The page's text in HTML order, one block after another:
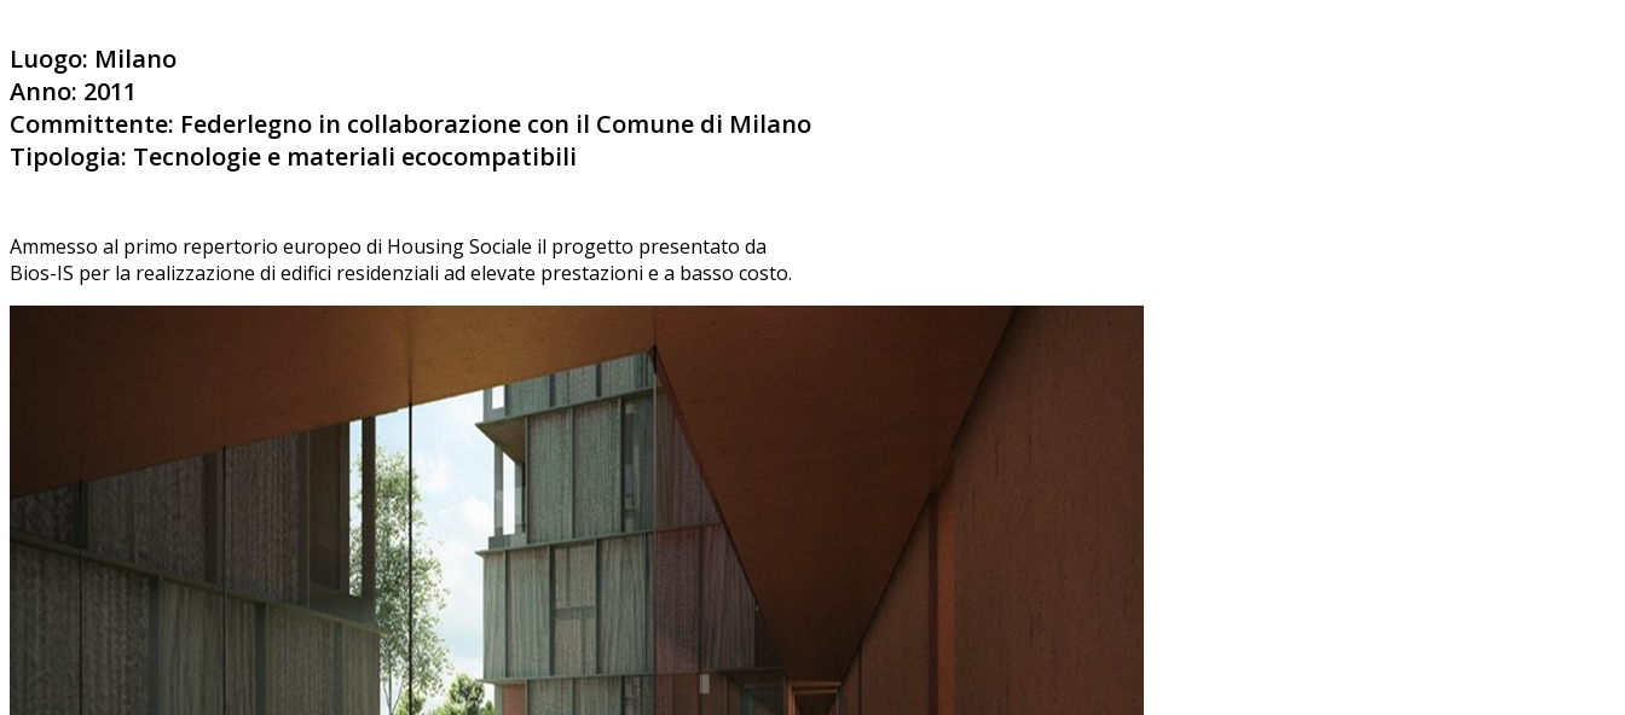
Luogo: Milano
Anno: 2011
Committente: Federlegno in collaborazione con il Comune di Milano
Tipologia: Tecnologie e materiali ecocompatibili
Ammesso al primo repertorio europeo di Housing Sociale il progetto presentato da
Bios-IS per la realizzazione di edifici residenziali ad elevate prestazioni e a basso costo.